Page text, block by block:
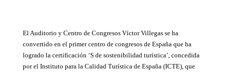
El Auditorio y Centro de Congresos Víctor Villegas se ha
convertido en el primer centro de congresos de España que ha
logrado la certificación ‘S de sostenibilidad turística’, concedida
por el Instituto para la Calidad Turística de España (ICTE), que